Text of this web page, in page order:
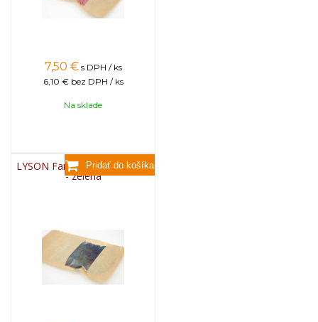
7,50 € s DPH / ks
6,10 € bez DPH / ks
Na sklade
LYSON Farba na sviečky, 25g
- zelená